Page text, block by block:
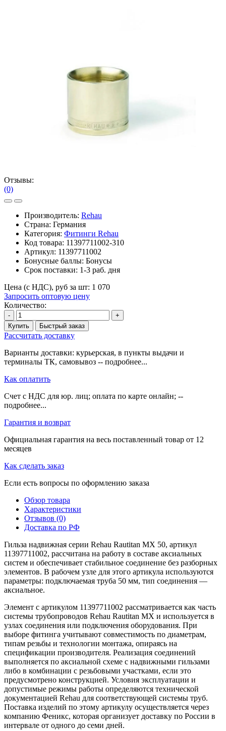
Отзывы:
(0)
Производитель: Rehau
Страна: Германия
Категория: Фитинги Rehau
Код товара: 11397711002-310
Артикул: 11397711002
Бонусные баллы: Бонусы
Срок поставки: 1-3 раб. дня
Цена (с НДС), руб за шт: 1 070
Запросить оптовую цену
Количество:
-
+
Купить
Быстрый заказ
Рассчитать доставку
Варианты доставки: курьерская, в пункты выдачи и
терминалы ТК, самовывоз -- подробнее...
Как оплатить
Счет с НДС для юр. лиц; оплата по карте онлайн; --
подробнее...
Гарантия и возврат
Официальная гарантия на весь поставленный товар от 12
месяцев
Как сделать заказ
Если есть вопросы по оформлению заказа
Обзор товара
Характеристики
Отзывов (0)
Доставка по РФ
Гильза надвижная серии Rehau Rautitan MX 50, артикул
11397711002, рассчитана на работу в составе аксиальных
систем и обеспечивает стабильное соединение без разборных
элементов. В рабочем узле для этого артикула используются
параметры: подключаемая труба 50 мм, тип соединения —
аксиальное.
Элемент с артикулом 11397711002 рассматривается как часть
системы трубопроводов Rehau Rautitan MX и используется в
узлах соединения или подключения оборудования. При
выборе фитинга учитывают совместимость по диаметрам,
типам резьбы и технологии монтажа, опираясь на
спецификации производителя. Реализация соединений
выполняется по аксиальной схеме с надвижными гильзами
либо в комбинации с резьбовыми участками, если это
предусмотрено конструкцией. Условия эксплуатации и
допустимые режимы работы определяются технической
документацией Rehau для соответствующей системы труб.
Поставка изделий по этому артикулу осуществляется через
компанию Феникс, которая организует доставку по России в
интервале от одного до семи дней.